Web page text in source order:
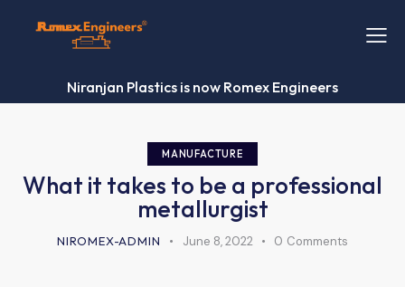
Niranjan Plastics is now Romex Engineers
MANUFACTURE
What it takes to be a professional
metallurgist
NIROMEX-ADMIN June 8, 2022 0 Comments